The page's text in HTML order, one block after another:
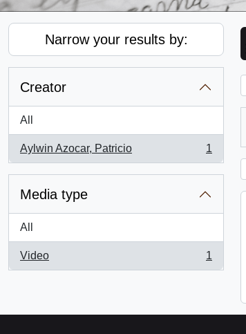
Narrow your results by:
Creator
All
Aylwin Azocar, Patricio
, 1 results
1
Media type
All
Video
, 1 results
1